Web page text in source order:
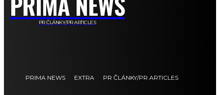
PR ČLÁNKY/PR ARTICLES
PRIMA NEWS EXTRA PR ČLÁNKY/PR ARTICLES